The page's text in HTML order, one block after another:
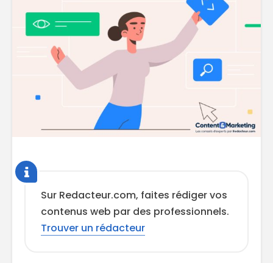
Sur Redacteur.com, faites rédiger vos
contenus web par des professionnels.
Trouver un rédacteur